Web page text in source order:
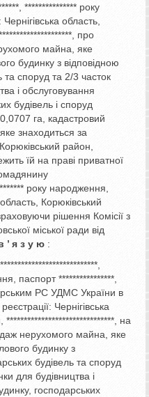
*************** року
область,
про
майна, яке
будинку з відповідною
та споруд та 2/3 часток
і обслуговування
будівель і споруд
га, кадастровий
знаходиться за
район,
їй на праві приватної
року народження,
Корюківський
рішення Комісії з
міської ради від
’ я з у ю :
паспорт ****************,
РС УДМС України в
Чернігівська
на
нерухомого майна, яке
будинку з
будівель та споруд
для будівництва і
господарських